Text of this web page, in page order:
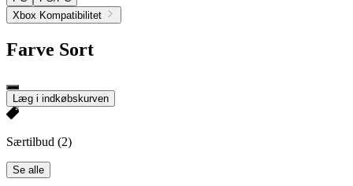
Xbox Kompatibilitet
Farve Sort
Læg i indkøbskurven
Særtilbud (2)
Se alle